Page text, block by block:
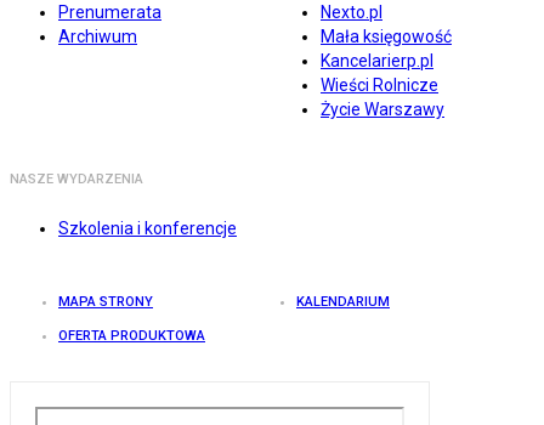
Prenumerata
Archiwum
Nexto.pl
Mała księgowość
Kancelarierp.pl
Wieści Rolnicze
Życie Warszawy
NASZE WYDARZENIA
Szkolenia i konferencje
MAPA STRONY KALENDARIUM
OFERTA PRODUKTOWA